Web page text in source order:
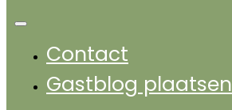
Contact
Gastblog plaatsen